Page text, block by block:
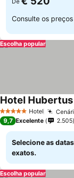
Consulte os
Escolha popular
5 Estrelas Hotel
Hotel Hubertus
9,7 Excelente 2.505
Selecione as
exatos.
Escolha popular